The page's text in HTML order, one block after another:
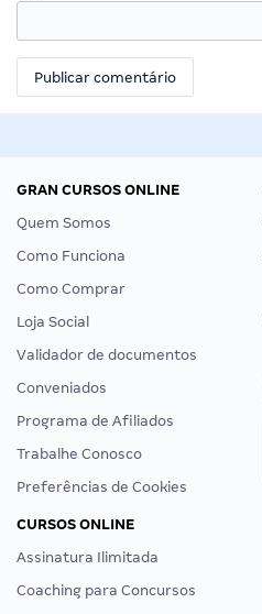
GRAN CURSOS ONLINE
Quem Somos
Como Funciona
Como Comprar
Loja Social
Validador de documentos
Conveniados
Programa de Afiliados
Trabalhe Conosco
Preferências de Cookies
CURSOS ONLINE
Assinatura Ilimitada
Coaching para Concursos